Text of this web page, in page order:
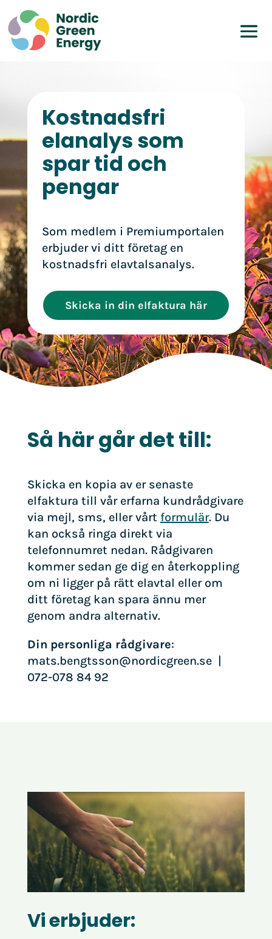
Kostnadsfri
elanalys som
spar tid och
pengar
Som medlem i Premiumportalen
erbjuder vi ditt företag en
kostnadsfri elavtalsanalys.
Skicka in din elfaktura här
Så här går det till:
Skicka en kopia av er senaste
elfaktura till vår erfarna kundrådgivare
via mejl, sms, eller vårt formulär. Du
kan också ringa direkt via
telefonnumret nedan. Rådgivaren
kommer sedan ge dig en återkoppling
om ni ligger på rätt elavtal eller om
ditt företag kan spara ännu mer
genom andra alternativ.
Din personliga rådgivare:
mats.bengtsson@nordicgreen.se |
072-078 84 92
Vi erbjuder: